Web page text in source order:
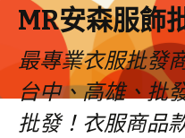
MR安森服飾
最專業衣服批發
台中、高雄、批
批發！衣服商品